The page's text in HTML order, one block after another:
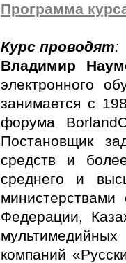
Программа
Курс проводят:
Владимир
электронного
занимается с
форума
Постановщик
средств и
среднего и
министерствами
Федерации,
компаний